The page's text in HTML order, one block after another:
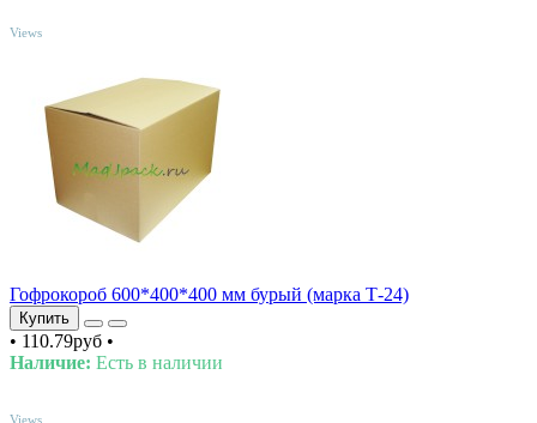
Views
Гофрокороб 600*400*400 мм бурый (марка Т-24)
Купить
• 110.79руб •
Наличие: Есть в наличии
Views